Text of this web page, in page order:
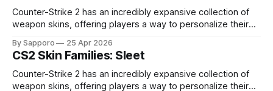
Factory New condition, have reached around
Counter-Strike 2 has an incredibly expansive collection of
weapon skins, offering players a way to personalize their
selection, certain skin families have become iconic,
standing out due to their distinct aesthetics and recurring
presence across multiple weapons. From the sleek, comic-
book-inspired Neo-Noir
By Sapporo 25 Apr 2026
CS2 Skin Families: Sleet
Counter-Strike 2 has an incredibly expansive collection of
weapon skins, offering players a way to personalize their